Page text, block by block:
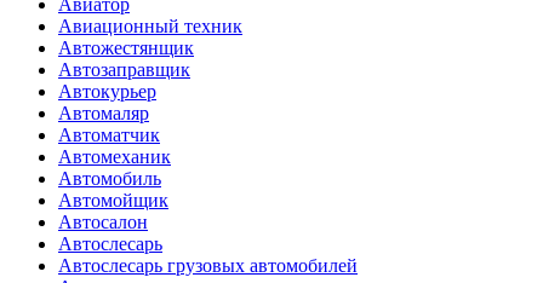
Авиатор
Авиационный техник
Автожестянщик
Автозаправщик
Автокурьер
Автомаляр
Автоматчик
Автомеханик
Автомобиль
Автомойщик
Автосалон
Автослесарь
Автослесарь грузовых автомобилей